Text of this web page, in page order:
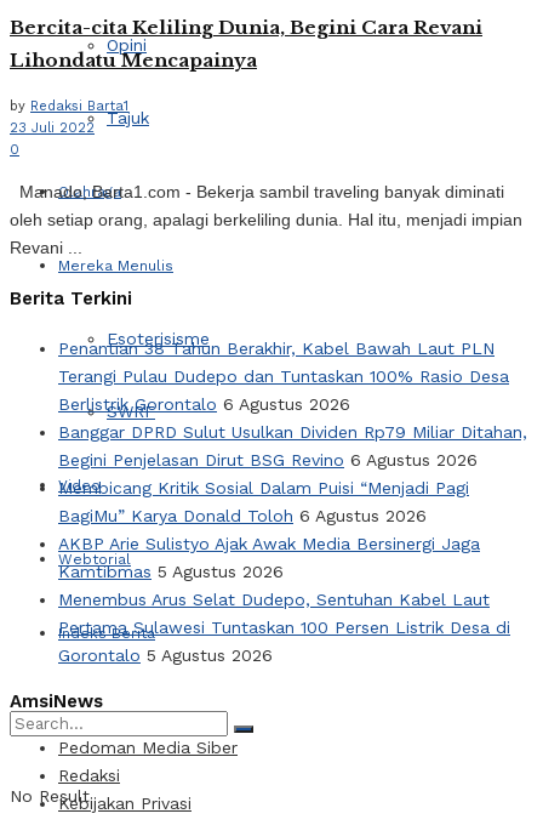
Opini
Tajuk
Olahraga
Mereka Menulis
Esoterisisme
SWRF
Video
Webtorial
Indeks Berita
No Result
Bercita-cita Keliling Dunia, Begini Cara Revani
Lihondatu Mencapainya
by Redaksi Barta1
23 Juli 2022
0
Manado, Barta1.com - Bekerja sambil traveling banyak diminati
oleh setiap orang, apalagi berkeliling dunia. Hal itu, menjadi impian
Revani ...
Berita Terkini
Penantian 38 Tahun Berakhir, Kabel Bawah Laut PLN
Terangi Pulau Dudepo dan Tuntaskan 100% Rasio Desa
Berlistrik Gorontalo 6 Agustus 2026
Banggar DPRD Sulut Usulkan Dividen Rp79 Miliar Ditahan,
Begini Penjelasan Dirut BSG Revino 6 Agustus 2026
Membicang Kritik Sosial Dalam Puisi “Menjadi Pagi
BagiMu” Karya Donald Toloh 6 Agustus 2026
AKBP Arie Sulistyo Ajak Awak Media Bersinergi Jaga
Kamtibmas 5 Agustus 2026
Menembus Arus Selat Dudepo, Sentuhan Kabel Laut
Pertama Sulawesi Tuntaskan 100 Persen Listrik Desa di
Gorontalo 5 Agustus 2026
AmsiNews
Pedoman Media Siber
Redaksi
Kebijakan Privasi